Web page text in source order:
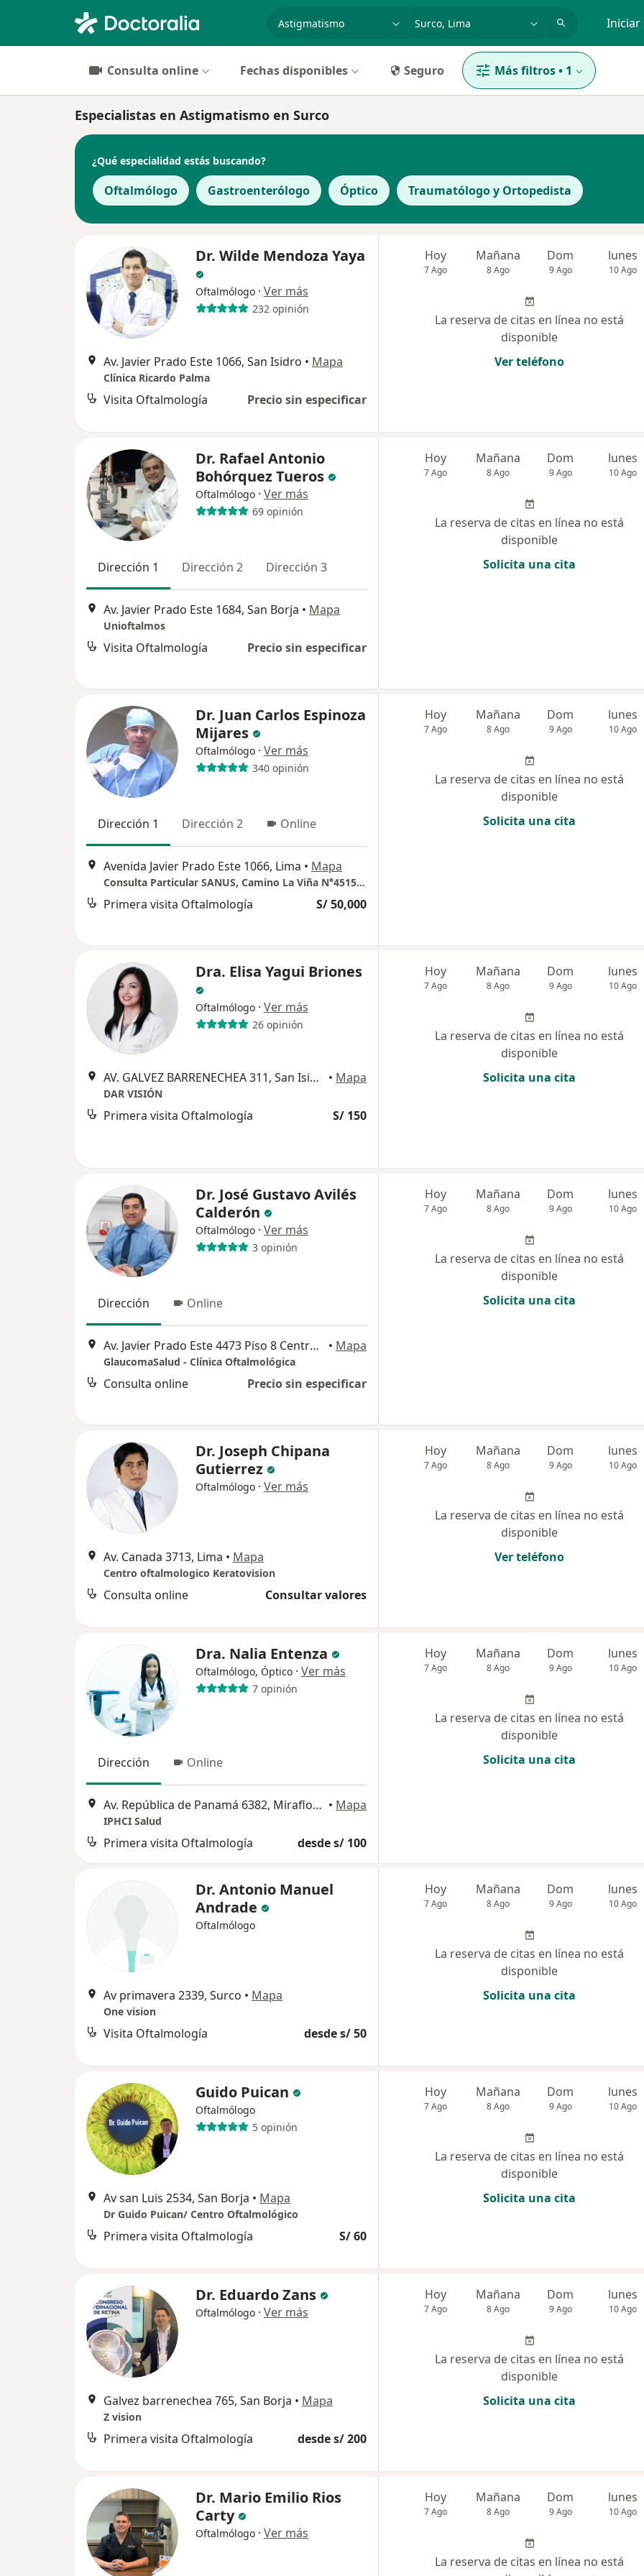
Iniciar
Consulta online Fechas disponibles Seguro Más filtros• 1
Especialistas en Astigmatismo en Surco
¿Qué especialidad estás buscando?
Oftalmólogo Gastroenterólogo Óptico Traumatólogo y Ortopedista
Dr. Wilde Mendoza Yaya
Oftalmólogo · Ver más
232 opinión
Av. Javier Prado Este 1066, San Isidro • Mapa
Clínica Ricardo Palma
Visita Oftalmología Precio sin especificar
Hoy
7 Ago
Mañana
8 Ago
Dom
9 Ago
lunes
10 Ago
La reserva de citas en línea no está
disponible
Ver teléfono
Dr. Rafael Antonio
Bohórquez Tueros
Oftalmólogo · Ver más
69 opinión
Dirección 1 Dirección 2 Dirección 3
Av. Javier Prado Este 1684, San Borja • Mapa
Unioftalmos
Visita Oftalmología Precio sin especificar
Hoy
7 Ago
Mañana
8 Ago
Dom
9 Ago
lunes
10 Ago
La reserva de citas en línea no está
disponible
Solicita una cita
Dr. Juan Carlos Espinoza
Mijares
Oftalmólogo · Ver más
340 opinión
Dirección 1 Dirección 2 Online
Avenida Javier Prado Este 1066, Lima • Mapa
Consulta Particular SANUS, Camino La Viña N°4515, Talca, Chile
Primera visita Oftalmología S/ 50,000
Hoy
7 Ago
Mañana
8 Ago
Dom
9 Ago
lunes
10 Ago
La reserva de citas en línea no está
disponible
Solicita una cita
Dra. Elisa Yagui Briones
Oftalmólogo · Ver más
26 opinión
AV. GALVEZ BARRENECHEA 311, San Isidro • Mapa
DAR VISIÓN
Primera visita Oftalmología S/ 150
Hoy
7 Ago
Mañana
8 Ago
Dom
9 Ago
lunes
10 Ago
La reserva de citas en línea no está
disponible
Solicita una cita
Dr. José Gustavo Avilés
Calderón
Oftalmólogo · Ver más
3 opinión
Dirección Online
Av. Javier Prado Este 4473 Piso 8 Centro Empresarial OPB. Urb. Neptuno. Surco, Lima, Perú, Surco • Mapa
GlaucomaSalud - Clínica Oftalmológica
Consulta online Precio sin especificar
Hoy
7 Ago
Mañana
8 Ago
Dom
9 Ago
lunes
10 Ago
La reserva de citas en línea no está
disponible
Solicita una cita
Dr. Joseph Chipana
Gutierrez
Oftalmólogo · Ver más
Av. Canada 3713, Lima • Mapa
Centro oftalmologico Keratovision
Consulta online Consultar valores
Hoy
7 Ago
Mañana
8 Ago
Dom
9 Ago
lunes
10 Ago
La reserva de citas en línea no está
disponible
Ver teléfono
Dra. Nalia Entenza
Oftalmólogo, Óptico · Ver más
7 opinión
Dirección Online
Av. República de Panamá 6382, Miraflores, Lima • Mapa
IPHCI Salud
Primera visita Oftalmología desde s/ 100
Hoy
7 Ago
Mañana
8 Ago
Dom
9 Ago
lunes
10 Ago
La reserva de citas en línea no está
disponible
Solicita una cita
Dr. Antonio Manuel
Andrade
Oftalmólogo
Av primavera 2339, Surco • Mapa
One vision
Visita Oftalmología desde s/ 50
Hoy
7 Ago
Mañana
8 Ago
Dom
9 Ago
lunes
10 Ago
La reserva de citas en línea no está
disponible
Solicita una cita
Guido Puican
Oftalmólogo
5 opinión
Av san Luis 2534, San Borja • Mapa
Dr Guido Puican/ Centro Oftalmológico
Primera visita Oftalmología S/ 60
Hoy
7 Ago
Mañana
8 Ago
Dom
9 Ago
lunes
10 Ago
La reserva de citas en línea no está
disponible
Solicita una cita
Dr. Eduardo Zans
Oftalmólogo · Ver más
Galvez barrenechea 765, San Borja • Mapa
Z vision
Primera visita Oftalmología desde s/ 200
Hoy
7 Ago
Mañana
8 Ago
Dom
9 Ago
lunes
10 Ago
La reserva de citas en línea no está
disponible
Solicita una cita
Dr. Mario Emilio Rios
Carty
Oftalmólogo · Ver más
Hoy
7 Ago
Mañana
8 Ago
Dom
9 Ago
lunes
10 Ago
La reserva de citas en línea no está